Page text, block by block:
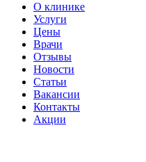
О клинике
Услуги
Цены
Врачи
Отзывы
Новости
Статьи
Вакансии
Контакты
Акции